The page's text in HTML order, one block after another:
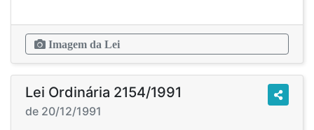
Imagem da Lei
Lei Ordinária 2154/1991
de 20/12/1991